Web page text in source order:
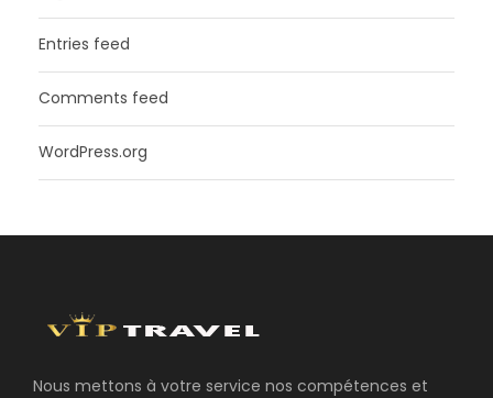
Entries feed
Comments feed
WordPress.org
Nous mettons à votre service nos compétences et